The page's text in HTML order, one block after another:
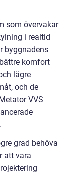
som övervakar
i realtid
byggnadens
komfort
lägre
och de
VVS
grad behöva
att vara